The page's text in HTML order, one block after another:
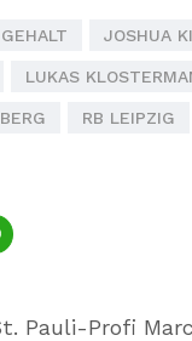
GEHALT JOSHUA
LUKAS
RB LEIPZIG
Pauli-Profi